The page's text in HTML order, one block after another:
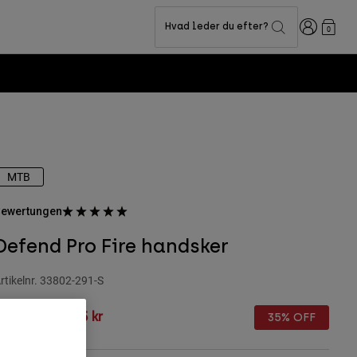
Hvad leder du efter? Logon0
MTB
Pro Fire handsker
33802-291-S
Price reduced from
291,85 kr 35% OFF